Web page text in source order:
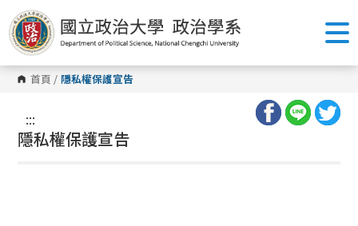
跳
到
主
要
內
容
區 首頁 / 隱私權保護宣告
:::
隱私權保護宣告